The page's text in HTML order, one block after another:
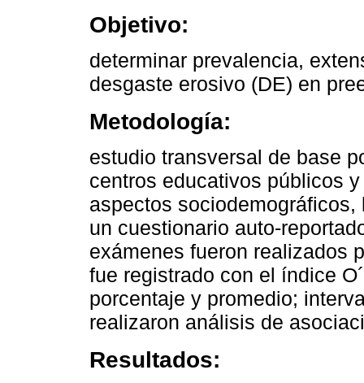
Objetivo:
determinar prevalencia,
desgaste erosivo (DE) en
Metodología:
estudio transversal de base
centros educativos públicos
aspectos
un cuestionario auto-
exámenes fueron realizados
fue registrado con el índice
porcentaje y promedio;
realizaron análisis de
Resultados: